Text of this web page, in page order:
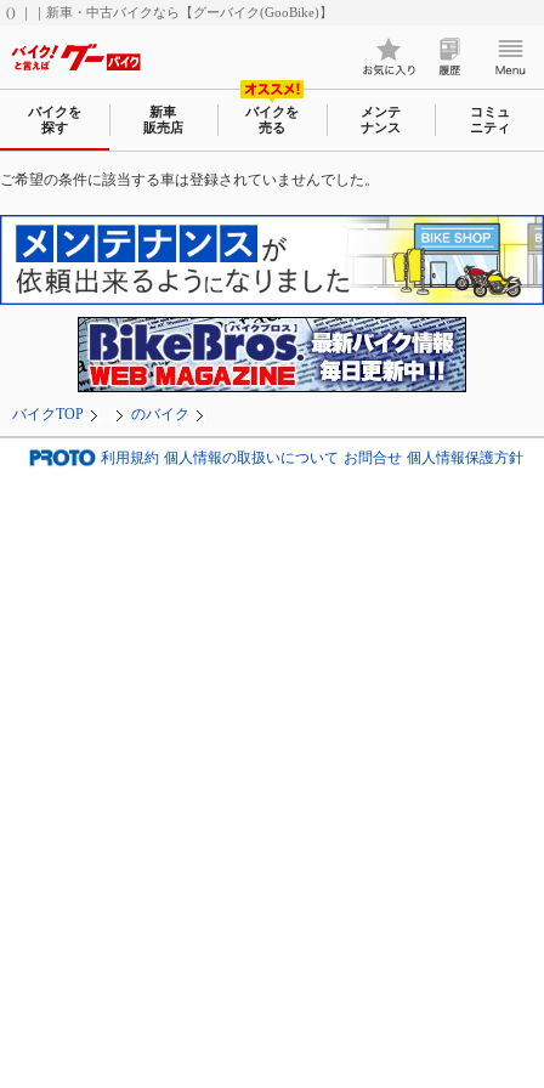
() ｜｜新車・中古バイクなら【グーバイク(GooBike)】
バイクを
探す
新車
販売店
バイクを
売る
メンテ
ナンス
コミュ
ニティ
ご希望の条件に該当する車は登録されていませんでした。
バイクTOP のバイク
利用規約 個人情報の取扱いについて お問合せ 個人情報保護方針